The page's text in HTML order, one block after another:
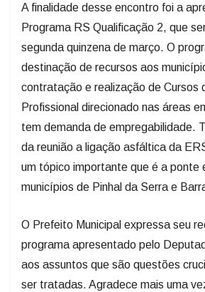
A finalidade desse encontro foi a
Programa RS Qualificação 2, que
segunda quinzena de março. O
destinação de recursos aos
contratação e realização de Cursos
Profissional direcionado nas áreas
tem demanda de empregabilidade.
da reunião a ligação asfáltica da
um tópico importante que é a ponte
municípios de Pinhal da Serra e
O Prefeito Municipal expressa seu
programa apresentado pelo
aos assuntos que são questões
ser tratadas. Agradece mais uma